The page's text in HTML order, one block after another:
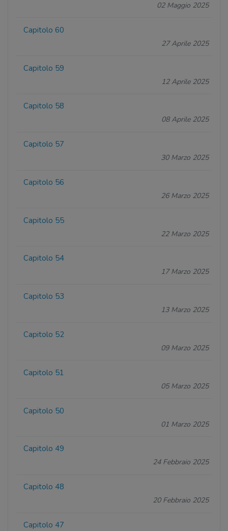
02 Maggio 2025
Capitolo 60
27 Aprile 2025
Capitolo 59
12 Aprile 2025
Capitolo 58
08 Aprile 2025
Capitolo 57
30 Marzo 2025
Capitolo 56
26 Marzo 2025
Capitolo 55
22 Marzo 2025
Capitolo 54
17 Marzo 2025
Capitolo 53
13 Marzo 2025
Capitolo 52
09 Marzo 2025
Capitolo 51
05 Marzo 2025
Capitolo 50
01 Marzo 2025
Capitolo 49
24 Febbraio 2025
Capitolo 48
20 Febbraio 2025
Capitolo 47